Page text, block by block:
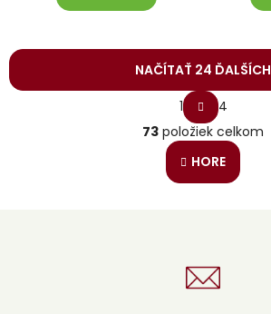
O
v
l
e
p
r
NAČÍTAŤ 24 ĎALŠÍCH
S
t
r
á
n
o
e
1
4
73 položiek celkom
HORE